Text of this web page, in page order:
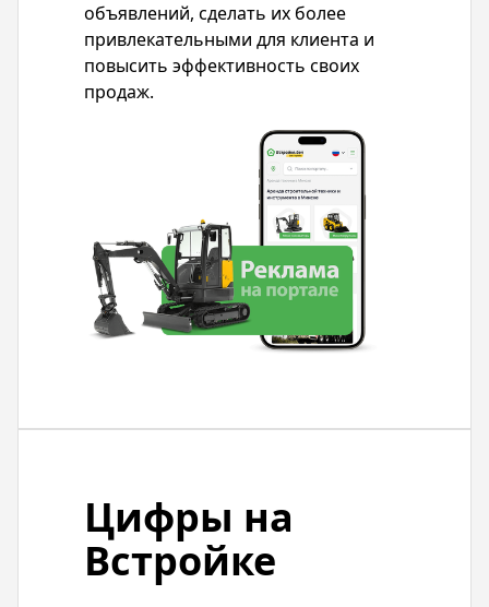
объявлений, сделать их более
привлекательными для клиента и
повысить эффективность своих
продаж.
Цифры на
Встройке